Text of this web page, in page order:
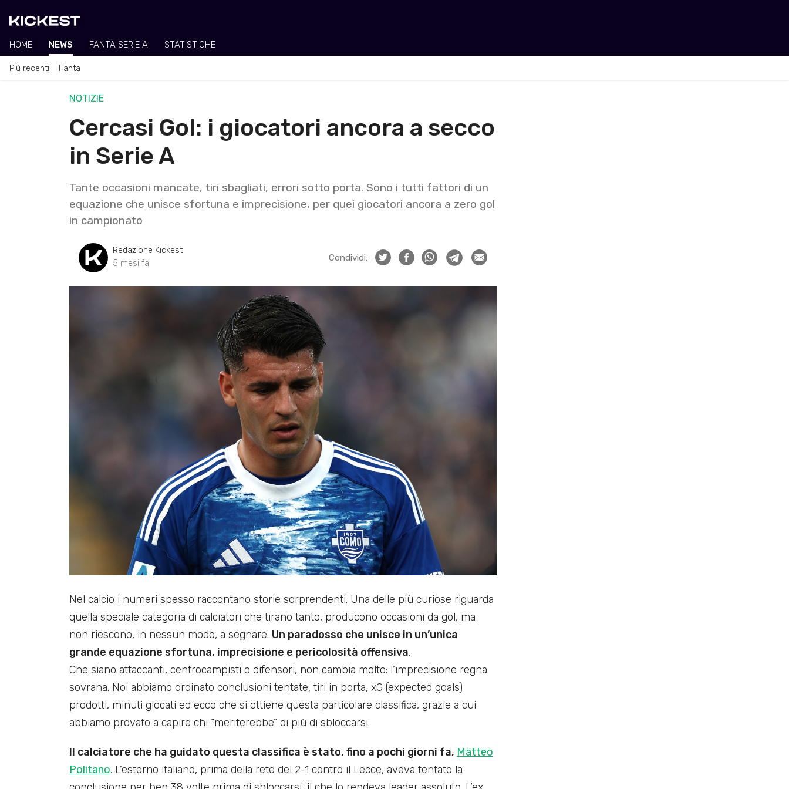
HOME NEWS FANTA SERIE A STATISTICHE
Più recenti Fanta
NOTIZIE
Cercasi Gol: i giocatori ancora a secco
in Serie A
Tante occasioni mancate, tiri sbagliati, errori sotto porta. Sono i tutti fattori di un
equazione che unisce sfortuna e imprecisione, per quei giocatori ancora a zero gol
in campionato
Redazione Kickest
5 mesi fa
Condividi:
Nel calcio i numeri spesso raccontano storie sorprendenti. Una delle più curiose riguarda
quella speciale categoria di calciatori che tirano tanto, producono occasioni da gol, ma
non riescono, in nessun modo, a segnare. Un paradosso che unisce in un’unica
grande equazione sfortuna, imprecisione e pericolosità offensiva.
Che siano attaccanti, centrocampisti o difensori, non cambia molto: l’imprecisione regna
sovrana. Noi abbiamo ordinato conclusioni tentate, tiri in porta, xG (expected goals)
prodotti, minuti giocati ed ecco che si ottiene questa particolare classifica, grazie a cui
abbiamo provato a capire chi “meriterebbe” di più di sbloccarsi.
Il calciatore che ha guidato questa classifica è stato, fino a pochi giorni fa, Matteo
Politano. L’esterno italiano, prima della rete del 2-1 contro il Lecce, aveva tentato la